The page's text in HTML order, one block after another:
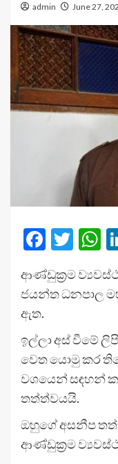
admin June 27,
ආණ්ඩුක්‍රම
ජයන්ත ධනපාල
ඇත.
ඉල්ලා අස් වීමේ
වෙත යොමු කර
වශයෙන් සඳහන්
තත්ත්වයයි.
ඔහුගේ අසනීප
ආණ්ඩුක්‍රම